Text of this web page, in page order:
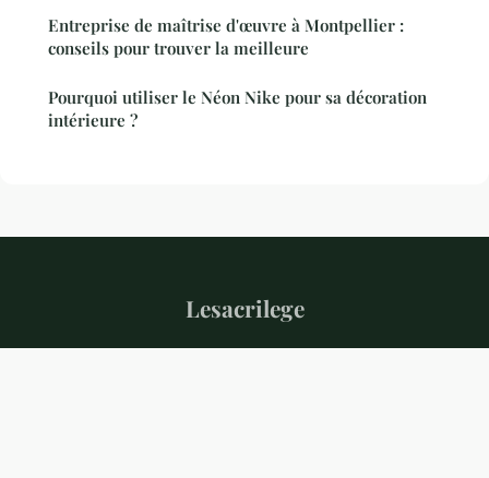
Entreprise de maîtrise d'œuvre à Montpellier :
conseils pour trouver la meilleure
Pourquoi utiliser le Néon Nike pour sa décoration
intérieure ?
Lesacrilege